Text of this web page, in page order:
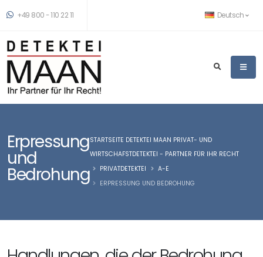
+49 800 - 110 22 11 Deutsch
Erpressung
und
Bedrohung
STARTSEITE DETEKTEI MAAN PRIVAT- UND
WIRTSCHAFSTDETEKTEI - PARTNER FÜR IHR RECHT
PRIVATDETEKTEI
A-E
ERPRESSUNG UND BEDROHUNG